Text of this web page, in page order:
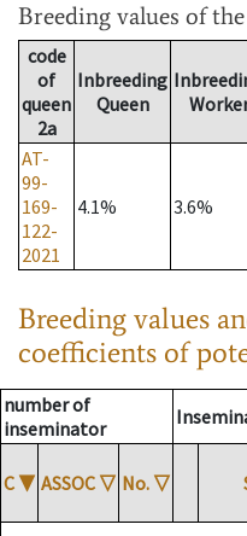
Breeding values of
code
of
queen
2a
Inbreeding
Queen
AT-
99-
169-
122-
2021
4.1% 3.6%
Breeding values
coefficients of
number of
inseminator
C ▼ ASSOC ▽ No. ▽